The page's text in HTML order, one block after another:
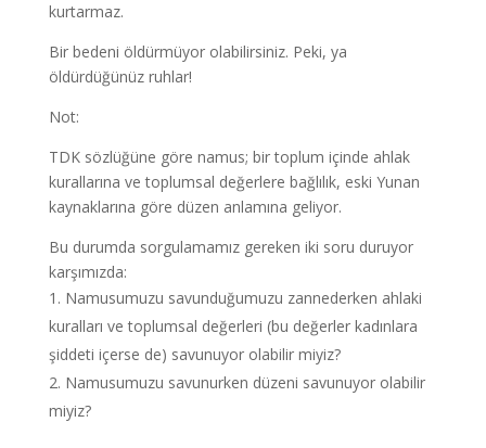
kurtarmaz.
Bir bedeni öldürmüyor olabilirsiniz. Peki, ya
öldürdüğünüz ruhlar!
Not:
TDK sözlüğüne göre namus; bir toplum içinde ahlak
kurallarına ve toplumsal değerlere bağlılık, eski Yunan
kaynaklarına göre düzen anlamına geliyor.
Bu durumda sorgulamamız gereken iki soru duruyor
karşımızda:
Namusumuzu savunduğumuzu zannederken ahlaki
kuralları ve toplumsal değerleri (bu değerler kadınlara
şiddeti içerse de) savunuyor olabilir miyiz?
Namusumuzu savunurken düzeni savunuyor olabilir
miyiz?